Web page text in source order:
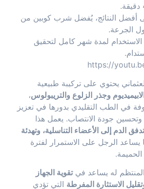
أفضل النتائج، يُفضل شرب كوبين من
الجرعة.
الاستخدام لمدة شهر كامل لتحقيق
https://
يحتوي على تركيبة طبيعية
وجذر الزلوع والتريبولوس،
في الطب التقليدي بدورها في تعزيز
جودة الانتصاب. يعمل هذا
الدم إلى الأعضاء التناسلية، وتهدئة
يساعد الرجل على الاستمرار لفترة
الحميمة.
له يساعد فيتقوية الجهاز
الاستثارة المفرطة التي تؤدي